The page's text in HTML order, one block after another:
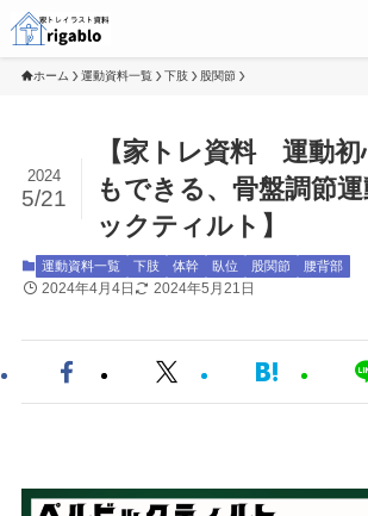
ホーム 運動資料一覧 下肢 股関節
【家トレ資料 運動
もできる、骨盤調節
ックティルト】
2024
5/21
運動資料一覧 下肢 体幹 臥位 股関節 腰背部
2024年4月4日 2024年5月21日